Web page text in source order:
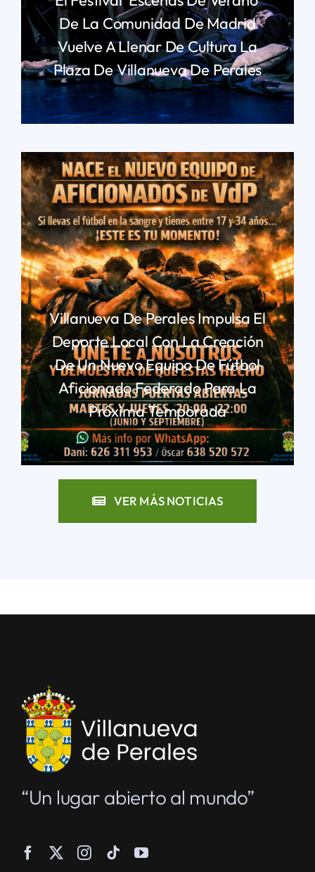
De La Comunidad De Madrid
Vuelve A Llenar De Cultura La
Plaza De Villanueva De Perales
LEER MÁS
Villanueva De Perales Impulsa El
Deporte Local Con La Creación
De Un Nuevo Equipo De Fútbol
Aficionado Federado Para La
Próxima Temporada
LEER MÁS
VER MÁS NOTICIAS
“Un lugar abierto al mundo”